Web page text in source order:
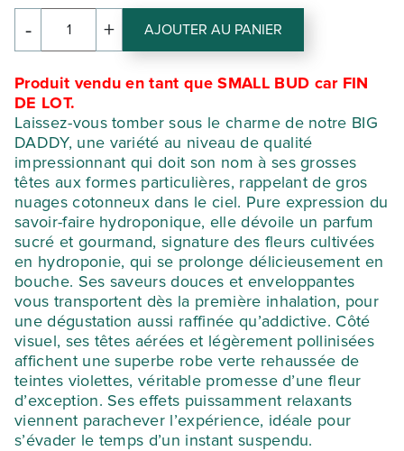
initial
était :
146,06 €.
actuel
est :
102,24 €.
-
quantité
de
BIG
DADDY
+ AJOUTER AU PANIER
Produit vendu en tant que SMALL BUD car FIN
DE LOT.
Laissez-vous tomber sous le charme de notre BIG
DADDY, une variété au niveau de qualité
impressionnant qui doit son nom à ses grosses
têtes aux formes particulières, rappelant de gros
nuages cotonneux dans le ciel. Pure expression du
savoir-faire hydroponique, elle dévoile un parfum
sucré et gourmand, signature des fleurs cultivées
en hydroponie, qui se prolonge délicieusement en
bouche. Ses saveurs douces et enveloppantes
vous transportent dès la première inhalation, pour
une dégustation aussi raffinée qu’addictive. Côté
visuel, ses têtes aérées et légèrement pollinisées
affichent une superbe robe verte rehaussée de
teintes violettes, véritable promesse d’une fleur
d’exception. Ses effets puissamment relaxants
viennent parachever l’expérience, idéale pour
s’évader le temps d’un instant suspendu.